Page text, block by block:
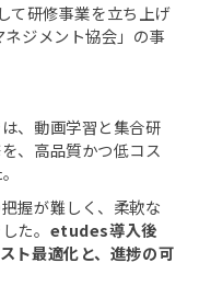
て研修事業を立ち上げ
ジメント協会」の事
、動画学習と集合研
、高品質かつ低コス
握が難しく、柔軟な
た。 etudes導入後
ト最適化と、進捗の可